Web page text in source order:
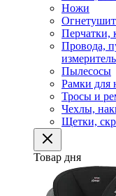
Ножи
Перчатки,
Провода,
Пылесосы
Рамки для
Тросы и
Чехлы,
Щетки,
Товар дня